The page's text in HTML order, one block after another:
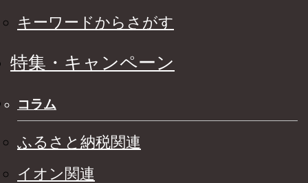
キーワードからさがす
特集・キャンペーン
コラム
ふるさと納税関連
イオン関連